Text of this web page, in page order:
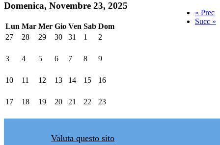
« Prec
Succ »
Domenica, Novembre 23, 2025
Lun Mar Mer Gio Ven Sab Dom
27
28 29 30 31 1 2
3 4 5 6 7 8 9
10 11 12 13 14 15 16
17 18 19 20 21 22 23
Valuta questo sito